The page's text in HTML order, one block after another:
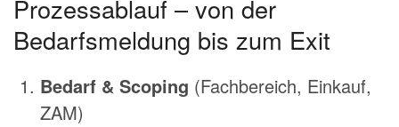
Prozessablauf – von der
Bedarfsmeldung bis zum Exit
Bedarf & Scoping (Fachbereich, Einkauf,
ZAM)